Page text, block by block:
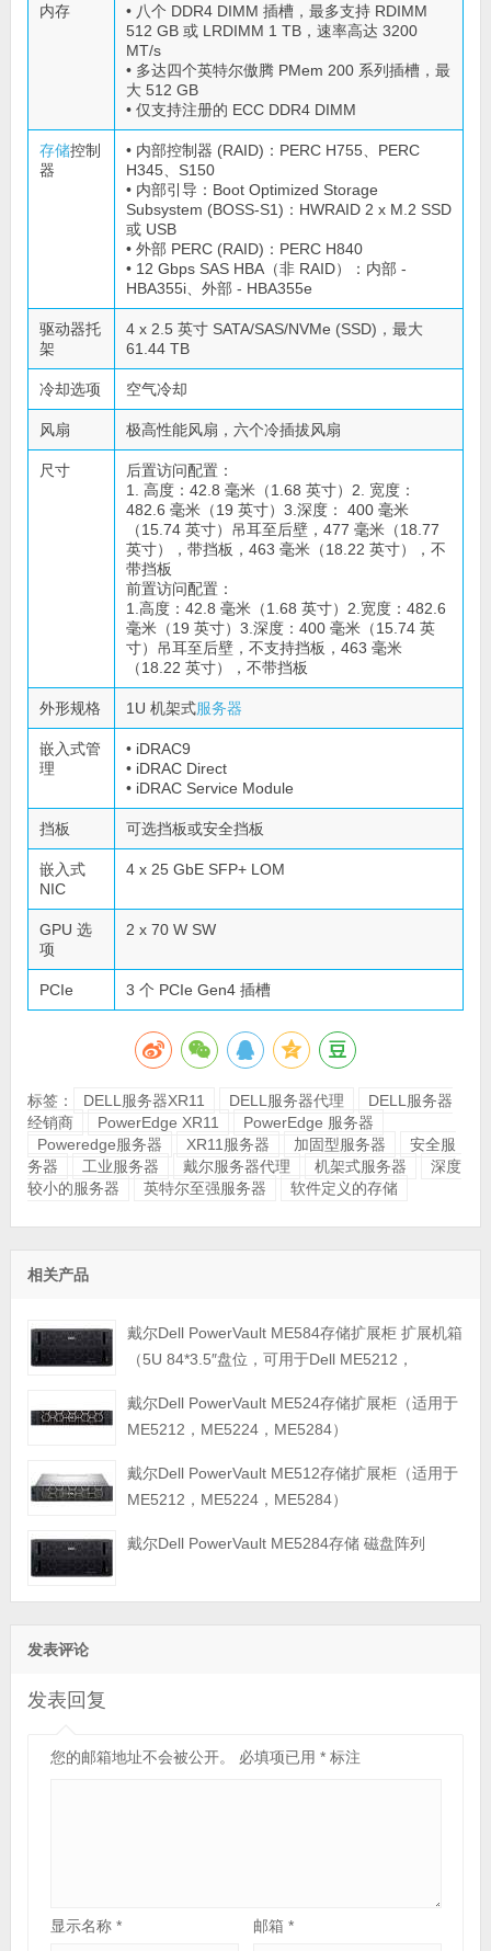
内存
• 八个 DDR4 DIMM 插槽，最多支持 RDIMM
512 GB 或 LRDIMM 1 TB，速率高达 3200
MT/s
• 多达四个英特尔傲腾 PMem 200 系列插槽，最
大 512 GB
• 仅支持注册的 ECC DDR4 DIMM
存储控制
器
• 内部控制器 (RAID)：PERC H755、PERC
H345、S150
• 内部引导：Boot Optimized Storage
Subsystem (BOSS-S1)：HWRAID 2 x M.2 SSD
或 USB
• 外部 PERC (RAID)：PERC H840
• 12 Gbps SAS HBA（非 RAID）：内部 -
HBA355i、外部 - HBA355e
驱动器托
架
4 x 2.5 英寸 SATA/SAS/NVMe (SSD)，最大
61.44 TB
冷却选项 空气冷却
风扇 极高性能风扇，六个冷插拔风扇
尺寸
后置访问配置：
1. 高度：42.8 毫米（1.68 英寸）2. 宽度：
482.6 毫米（19 英寸）3.深度： 400 毫米
（15.74 英寸）吊耳至后壁，477 毫米（18.77
英寸），带挡板，463 毫米（18.22 英寸），不
带挡板
前置访问配置：
1.高度：42.8 毫米（1.68 英寸）2.宽度：482.6
毫米（19 英寸）3.深度：400 毫米（15.74 英
寸）吊耳至后壁，不支持挡板，463 毫米
（18.22 英寸），不带挡板
外形规格 1U 机架式服务器
嵌入式管
理
• iDRAC9
• iDRAC Direct
• iDRAC Service Module
挡板 可选挡板或安全挡板
嵌入式
NIC
4 x 25 GbE SFP+ LOM
GPU 选
项
2 x 70 W SW
PCIe 3 个 PCIe Gen4 插槽
标签： DELL服务器XR11 DELL服务器代理
DELL服务器
经销商
PowerEdge XR11
PowerEdge 服务器
Poweredge服务器
XR11服务器 加固型服务器
安全服
务器
工业服务器 戴尔服务器代理 机架式服务器
深度
较小的服务器
英特尔至强服务器 软件定义的存储
相关产品
戴尔Dell PowerVault ME584存储扩展柜 扩展机箱
（5U 84*3.5″盘位，可用于Dell ME5212，
戴尔Dell PowerVault ME524存储扩展柜（适用于
ME5212，ME5224，ME5284）
戴尔Dell PowerVault ME512存储扩展柜（适用于
ME5212，ME5224，ME5284）
戴尔Dell PowerVault ME5284存储 磁盘阵列
发表评论
发表回复
您的邮箱地址不会被公开。 必填项已用 *标注
显示名称 * 邮箱*